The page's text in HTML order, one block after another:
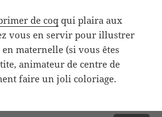
de coqqui plaira aux
vous en servir pour illustrer
maternelle (si vous êtes
animateur de centre de
faire un joli coloriage.